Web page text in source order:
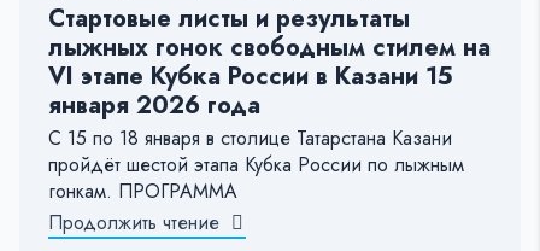
Стартовые листы и результаты
лыжных гонок свободным стилем на
VI этапе Кубка России в Казани 15
января 2026 года
С 15 по 18 января в столице Татарстана Казани
пройдёт шестой этапа Кубка России по лыжным
гонкам. ПРОГРАММА
Продолжить чтение